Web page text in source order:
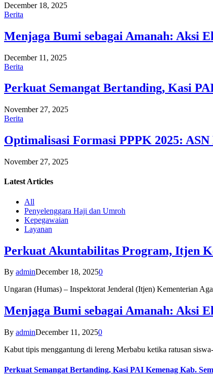
December 18, 2025
Berita
Menjaga Bumi sebagai Amanah: Aksi
December 11, 2025
Berita
Perkuat Semangat Bertanding, Kasi
November 27, 2025
Berita
Optimalisasi Formasi PPPK 2025:
November 27, 2025
Latest Articles
All
Penyelenggara Haji dan Umroh
Kepegawaian
Layanan
Perkuat Akuntabilitas Program, Itjen
By adminDecember 18, 20250
Ungaran (Humas) – Inspektorat Jenderal (Itjen) Kementerian
Menjaga Bumi sebagai Amanah: Aksi
By adminDecember 11, 20250
Kabut tipis menggantung di lereng Merbabu ketika ratusan
Perkuat Semangat Bertanding, Kasi PAI Kemenag Kab.